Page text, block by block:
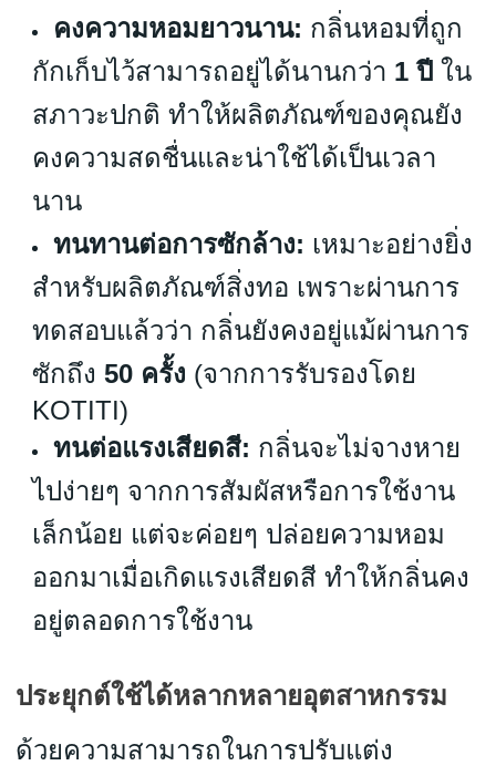
คงความหอมยาวนาน: กลิ่นหอมที่ถูก
กักเก็บไว้สามารถอยู่ได้นานกว่า 1 ปี ใน
สภาวะปกติ ทำให้ผลิตภัณฑ์ของคุณยัง
คงความสดชื่นและน่าใช้ได้เป็นเวลา
นาน
ทนทานต่อการซักล้าง: เหมาะอย่างยิ่ง
สำหรับผลิตภัณฑ์สิ่งทอ เพราะผ่านการ
ทดสอบแล้วว่า กลิ่นยังคงอยู่แม้ผ่านการ
ซักถึง50 ครั้ง (จากการรับรองโดย
KOTITI)
ทนต่อแรงเสียดสี: กลิ่นจะไม่จางหาย
ไปง่ายๆ จากการสัมผัสหรือการใช้งาน
เล็กน้อย แต่จะค่อยๆ ปล่อยความหอม
ออกมาเมื่อเกิดแรงเสียดสี ทำให้กลิ่นคง
อยู่ตลอดการใช้งาน
ประยุกต์ใช้ได้หลากหลายอุตสาหกรรม
ด้วยความสามารถในการปรับแต่ง